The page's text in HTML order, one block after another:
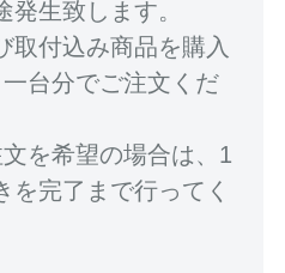
生致します。
取付込み商品を購入
台分でご注文くだ
を希望の場合は、1
を完了まで行ってく